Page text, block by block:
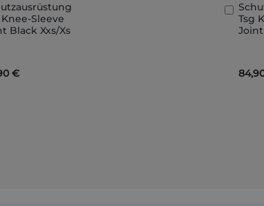
Knee-Sleeve
Black Xxs/Xs
€
Tsg
In
den